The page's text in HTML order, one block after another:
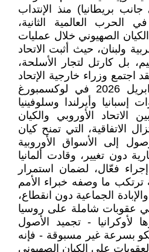
بريطانيا) منذ الإنتداب
الحرب العالمية الثانية،
الصهيوني خلال عمليات
ولبنان، حيث أثبت الاتحاد
بل كارتل لتجار الأسلحة،
اجتمع وزراء خارجية الإتحاد
الأوروبي يوم 21 نيسان/ابريل 2026 في لوكسمبورغ
وأيرلندا وسلوفينيا
الاتحاد الأوروبي والكيان
الاتفاقية، التي تمنح كيان
إلى الأسواق الأوروبية
دون تغيير، وقادت ألمانيا
فعّال، لضمان استمرار
ترتكب ما وصفه خبراء الأمم
الجماعية دون انقطاع،
عقوبات شاملة على روسيا
- تجميد الأصول
بسرعة غير مسبوقة - فإنه
على الكيان الصهيوني